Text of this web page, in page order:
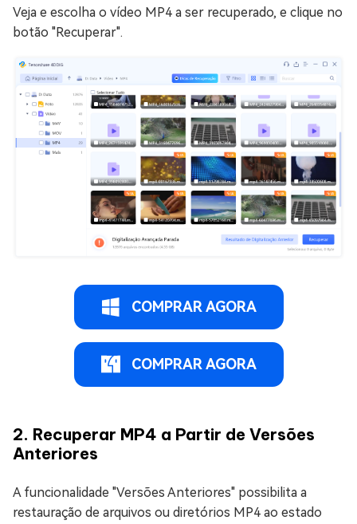
Veja e escolha o vídeo MP4 a ser recuperado, e clique no
botão "Recuperar".
COMPRAR AGORA
COMPRAR AGORA
2. Recuperar MP4 a Partir de Versões
Anteriores
A funcionalidade "Versões Anteriores" possibilita a
restauração de arquivos ou diretórios MP4 ao estado